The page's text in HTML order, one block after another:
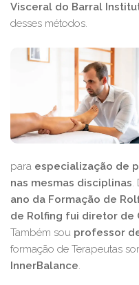
Visceral do Barral
desses métodos.
para especialização de
nas mesmas disciplinas.
ano da Formação de
de Rolfing fui diretor de
Também sou professor
formação de Terapeutas
InnerBalance.